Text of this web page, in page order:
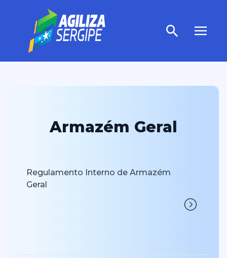
Armazém Geral
Regulamento Interno de Armazém
Geral